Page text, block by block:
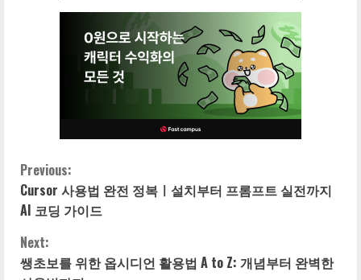
C
o
n
Previous:
Cursor 사용법 완전 정복ㅣ설치부터 프롬프트 실전까지
AI 코딩 가이드
Next:
쌩초보를 위한 옵시디언 활용법 A to Z: 개념부터 완벽한